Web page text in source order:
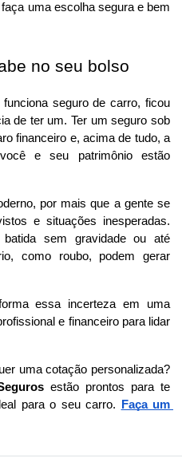
uma escolha segura e bem
no seu bolso
seguro de carro, ficou
de ter um. Ter um seguro sob
financeiro e, acima de tudo, a
e seu patrimônio estão
por mais que a gente se
e situações inesperadas.
sem gravidade ou até
como roubo, podem gerar
essa incerteza em uma
e financeiro para lidar
uma cotação personalizada?
estão prontos para te
para o seu carro.
Faça um